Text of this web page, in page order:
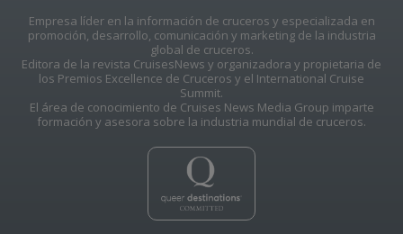
Empresa líder en la información de cruceros y especializada en
promoción, desarrollo, comunicación y marketing de la industria
global de cruceros.
Editora de la revista CruisesNews y organizadora y propietaria de
los Premios Excellence de Cruceros y el International Cruise
Summit.
El área de conocimiento de Cruises News Media Group imparte
formación y asesora sobre la industria mundial de cruceros.